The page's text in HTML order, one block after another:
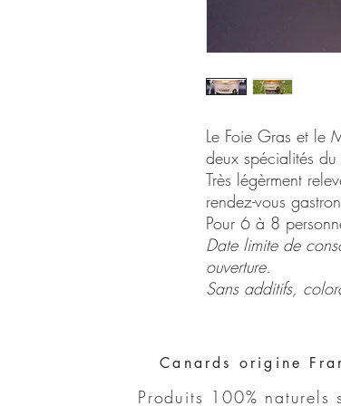
Le Foie Gras et le
deux spécialités
Très légèrment
rendez-vous
Pour 6 à 8
Date limite de
ouverture.
Sans additifs,
Canards origine
Produits 100% naturels